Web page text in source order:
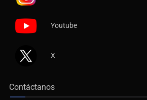
Youtube
X
Contáctanos